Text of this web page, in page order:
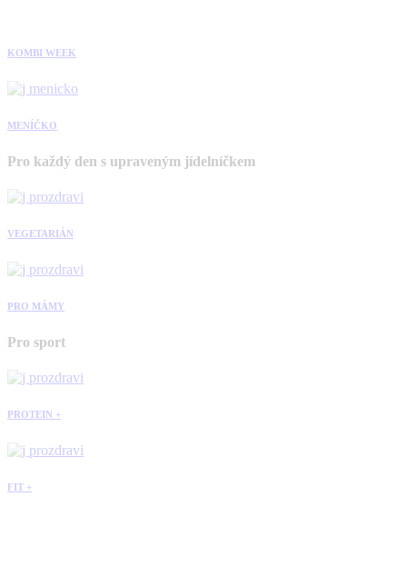
KOMBI WEEK
MENÍČKO
Pro každý den s upraveným jídelníčkem
VEGETARIÁN
PRO MÁMY
Pro sport
PROTEIN +
FIT +